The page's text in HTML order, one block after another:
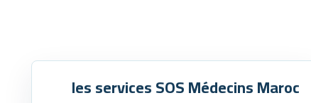
les services SOS Médecins Maroc